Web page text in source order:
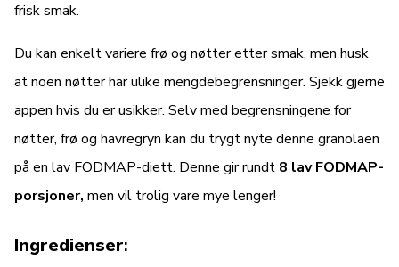
frisk smak.
Du kan enkelt variere frø og nøtter etter smak, men husk
at noen nøtter har ulike mengdebegrensninger. Sjekk gjerne
appen hvis du er usikker. Selv med begrensningene for
nøtter, frø og havregryn kan du trygt nyte denne granolaen
på en lav FODMAP-diett. Denne gir rundt 8 lav FODMAP-
porsjoner, men vil trolig vare mye lenger!
Ingredienser: